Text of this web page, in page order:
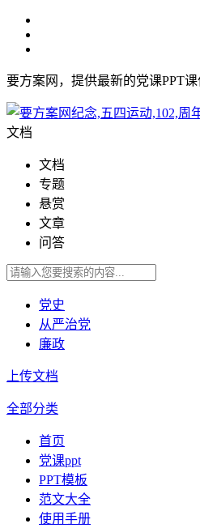
要方案网，提供最新的党课PPT
文档
文档
专题
悬赏
文章
问答
党史
从严治党
廉政
上传文档
全部分类
首页
党课ppt
PPT模板
范文大全
使用手册